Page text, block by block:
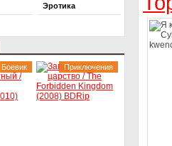
Эротика
Боевик Приключения